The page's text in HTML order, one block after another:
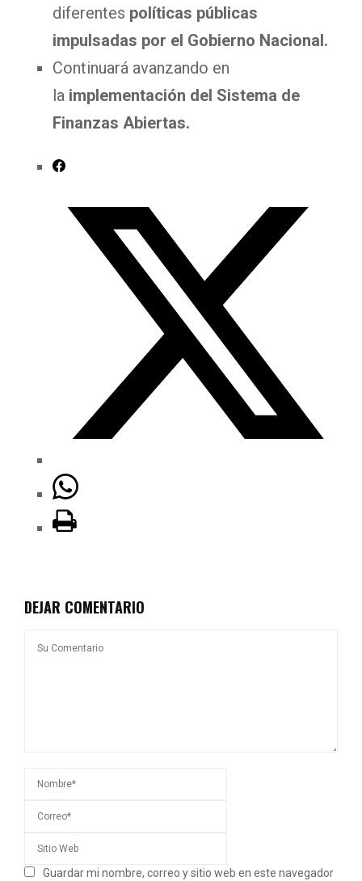
diferentes políticas públicas
impulsadas por el Gobierno Nacional.
Continuará avanzando en
la implementación del Sistema de
Finanzas Abiertas.
DEJAR COMENTARIO
Guardar mi nombre, correo y sitio web en este navegador